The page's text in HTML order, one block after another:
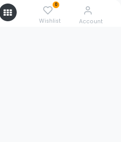
0
Wishlist Account